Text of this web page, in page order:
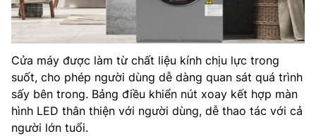
Cửa máy được làm từ chất liệu kính chịu lực trong
suốt, cho phép người dùng dễ dàng quan sát quá trình
sấy bên trong. Bảng điều khiển nút xoay kết hợp màn
hình LED thân thiện với người dùng, dễ thao tác với cả
người lớn tuổi.